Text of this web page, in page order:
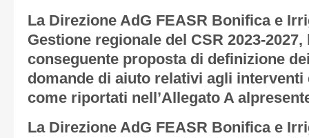
La Direzione AdG FEASR Bonifica e
Gestione regionale del CSR 2023-
conseguente proposta di definizione
domande di aiuto relativi agli interventi
come riportati nell’Allegato A
La Direzione AdG FEASR Bonifica e